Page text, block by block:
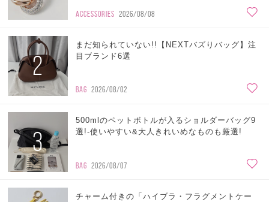
ACCESSORIES 2026/08/08
2
まだ知られていない!!【NEXTバズりバッグ】注
目ブランド6選
BAG 2026/08/02
3
500mlのペットボトルが入るショルダーバッグ9
選!-使いやすい&大人きれいめなものも厳選!
BAG 2026/08/07
チャーム付きの「ハイブラ・フラグメントケー